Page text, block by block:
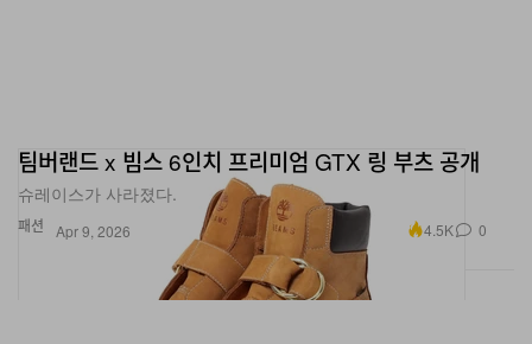
패션
팀버랜드 x 빔스 6인치 프리미엄 GTX 링 부츠 공개
슈레이스가 사라졌다.
Apr 9, 2026 4.5K 0